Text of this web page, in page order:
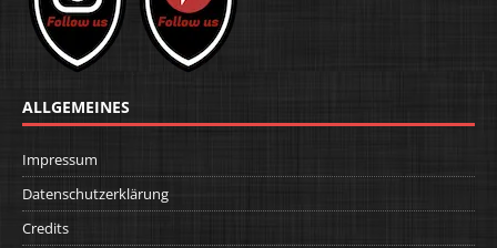
ALLGEMEINES
Impressum
Datenschutzerklärung
Credits